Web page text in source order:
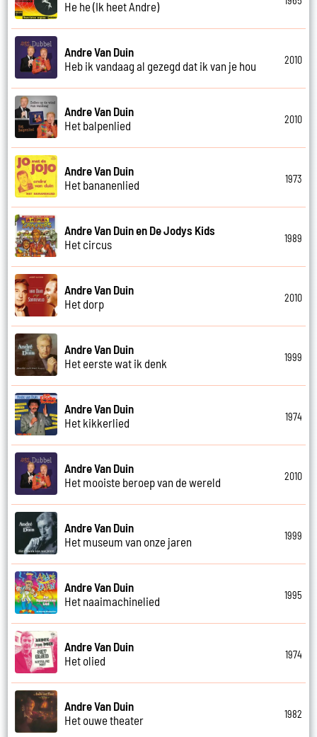
He he (Ik heet Andre)
Andre Van Duin
Heb ik vandaag al gezegd dat ik van je hou
2010
Andre Van Duin
Het balpenlied
2010
Andre Van Duin
Het bananenlied
1973
Andre Van Duin en De Jodys Kids
Het circus
1989
Andre Van Duin
Het dorp
2010
Andre Van Duin
Het eerste wat ik denk
1999
Andre Van Duin
Het kikkerlied
1974
Andre Van Duin
Het mooiste beroep van de wereld
2010
Andre Van Duin
Het museum van onze jaren
1999
Andre Van Duin
Het naaimachinelied
1995
Andre Van Duin
Het olied
1974
Andre Van Duin
Het ouwe theater
1982